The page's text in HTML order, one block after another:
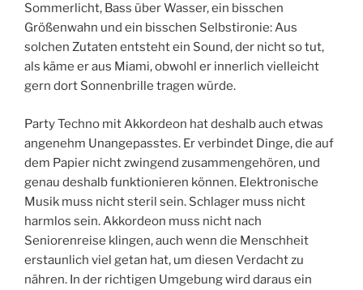
Sommerlicht, Bass über Wasser, ein bisschen
Größenwahn und ein bisschen Selbstironie: Aus
solchen Zutaten entsteht ein Sound, der nicht so tut,
als käme er aus Miami, obwohl er innerlich vielleicht
gern dort Sonnenbrille tragen würde.
Party Techno mit Akkordeon hat deshalb auch etwas
angenehm Unangepasstes. Er verbindet Dinge, die auf
dem Papier nicht zwingend zusammengehören, und
genau deshalb funktionieren können. Elektronische
Musik muss nicht steril sein. Schlager muss nicht
harmlos sein. Akkordeon muss nicht nach
Seniorenreise klingen, auch wenn die Menschheit
erstaunlich viel getan hat, um diesen Verdacht zu
nähren. In der richtigen Umgebung wird daraus ein